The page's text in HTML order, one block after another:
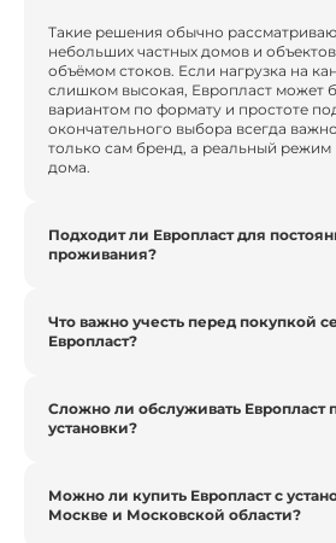
Такие решения обычно
небольших частных домов и
объёмом стоков. Если нагрузка на
слишком высокая, Европласт может
вариантом по формату и простоте
окончательного выбора всегда
только сам бренд, а реальный режим
дома.
Подходит ли Европласт для
проживания?
Что важно учесть перед покупкой
Европласт?
Сложно ли обслуживать Европласт
установки?
Можно ли купить Европласт с
Москве и Московской области?